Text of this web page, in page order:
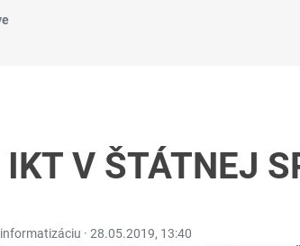
V ŠTÁTNEJ
· 28.05.2019, 13:40